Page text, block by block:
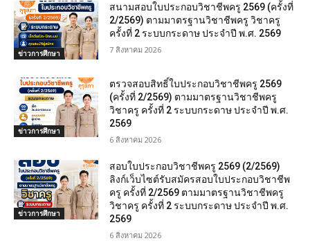
ข่าวการศึกษา
สนามสอบใบประกอบวิชาชีพครู 2569 (ครั้งที่
2/2569) ตามมาตรฐานวิชาชีพครู วิชาครู
ครั้งที่ 2 ระบบกระดาษ ประจำปี พ.ศ. 2569
7 สิงหาคม 2026
ข่าวการศึกษา
ตรวจสอบสิทธิ์ใบประกอบวิชาชีพครู 2569
(ครั้งที่ 2/2569) ตามมาตรฐานวิชาชีพครู
วิชาครู ครั้งที่ 2 ระบบกระดาษ ประจำปี พ.ศ.
2569
6 สิงหาคม 2026
ข่าวการศึกษา
สอบใบประกอบวิชาชีพครู 2569 (2/2569)
ลิงก์เว็บไซต์รับสมัครสอบใบประกอบวิชาชีพ
ครู ครั้งที่ 2/2569 ตามมาตรฐานวิชาชีพครู
วิชาครู ครั้งที่ 2 ระบบกระดาษ ประจำปี พ.ศ.
2569
6 สิงหาคม 2026